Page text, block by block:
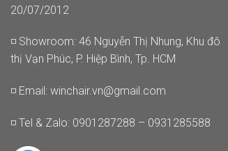
20/07/2012
◽ Showroom: 46 Nguyễn Thị Nhung, Khu đô
thị Vạn Phúc, P. Hiệp Bình, Tp. HCM
◽ Email: winchair.vn@gmail.com
◽ Tel & Zalo: 0901287288 – 0931285588